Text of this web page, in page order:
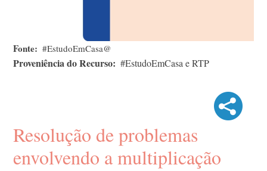
Fonte #EstudoEmCasa@
Proveniência do Recurso #EstudoEmCasa e RTP
Resolução de problemas
envolvendo a multiplicação